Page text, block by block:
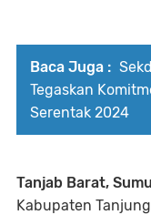
Baca Juga :
Tegaskan
Serentak 2024
Tanjab Barat,
Kabupaten